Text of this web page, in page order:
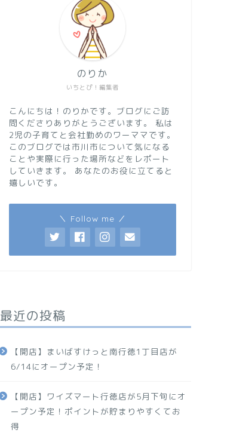
いちとぴ！編集者
のりか
こんにちは！のりかです。ブログにご訪
問くださりありがとうございます。 私は
2児の子育てと会社勤めのワーママです。
このブログでは市川市について気になる
ことや実際に行った場所などをレポート
していきます。 あなたのお役に立てると
嬉しいです。
＼ Follow me ／
最近の投稿
【開店】まいばすけっと南行徳1丁目店が
6/14にオープン予定！
【開店】ワイズマート行徳店が5月下旬にオ
ープン予定！ポイントが貯まりやすくてお
得